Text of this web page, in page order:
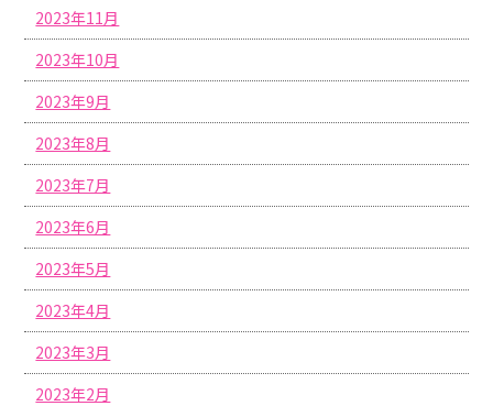
2023年11月
2023年10月
2023年9月
2023年8月
2023年7月
2023年6月
2023年5月
2023年4月
2023年3月
2023年2月